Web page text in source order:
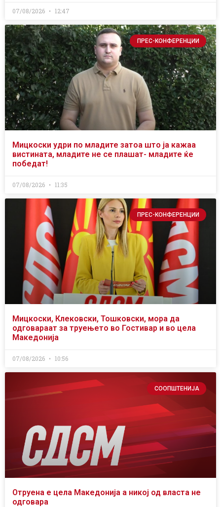
07/08/2026 12:47
ПРЕС-КОНФЕРЕНЦИИ
Мицкоски удри по младите затоа што ја кажаа
вистината, младите не се плашат- младите ќе
победат!
07/08/2026 11:35
ПРЕС-КОНФЕРЕНЦИИ
Мицкоски, Клековски, Тошковски, мора да
одговараат за труењето во Гостивар и во цела
Македонија
07/08/2026 10:56
СООПШТЕНИЈА
Отруена е цела Македонија а никој од власта не
одговара